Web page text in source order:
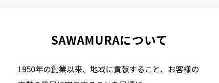
SAWAMURAについて
1950年の創業以来、地域に貢献すること、お客様の